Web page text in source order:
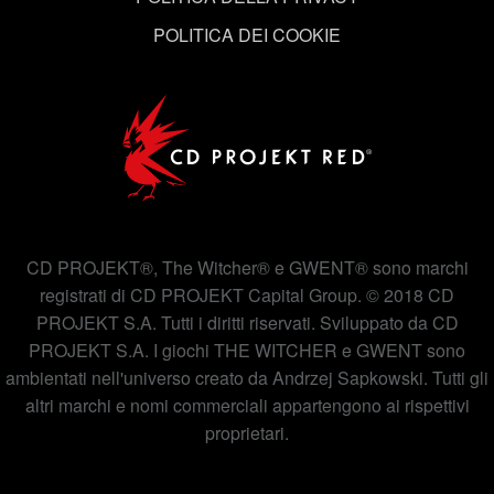
POLITICA DEI COOKIE
CD PROJEKT®, The Witcher® e GWENT® sono marchi
registrati di CD PROJEKT Capital Group. © 2018 CD
PROJEKT S.A. Tutti i diritti riservati. Sviluppato da CD
PROJEKT S.A. I giochi THE WITCHER e GWENT sono
ambientati nell'universo creato da Andrzej Sapkowski. Tutti gli
altri marchi e nomi commerciali appartengono ai rispettivi
proprietari.